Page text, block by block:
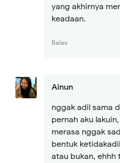
yang akhirnya
keadaan.
Balas
Ainun
nggak adil sama
pernah aku
merasa nggak
bentuk
atau bukan,